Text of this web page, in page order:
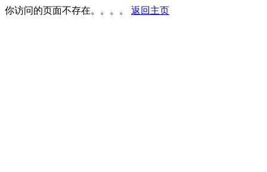
你访问的页面不存在。。。。 返回主页